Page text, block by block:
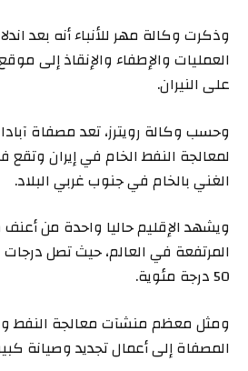
وذكرت وكالة مهر للأنباء أنه بعد
العمليات والإطفاء والإنقاذ إلى
على النيران.
وحسب وكالة رويترز، تعد مصفاة
لمعالجة النفط الخام في إيران
الغني بالخام في جنوب غربي البلاد.
ويشهد الإقليم حاليا واحدة من أعنف
المرتفعة في العالم، حيث تصل درجات
50 درجة مئوية.
ومثل معظم منشآت معالجة النفط
المصفاة إلى أعمال تجديد وصيانة